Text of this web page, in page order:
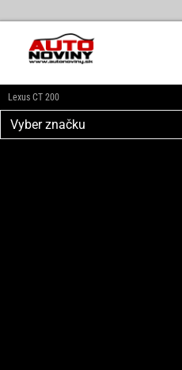
Lexus CT 200
Vyber značku